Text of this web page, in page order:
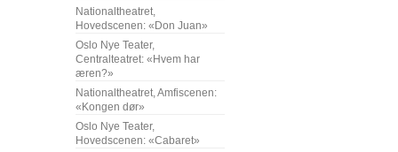
Nationaltheatret,
Hovedscenen: «Don Juan»
Oslo Nye Teater,
Centralteatret: «Hvem har
æren?»
Nationaltheatret, Amfiscenen:
«Kongen dør»
Oslo Nye Teater,
Hovedscenen: «Cabaret»